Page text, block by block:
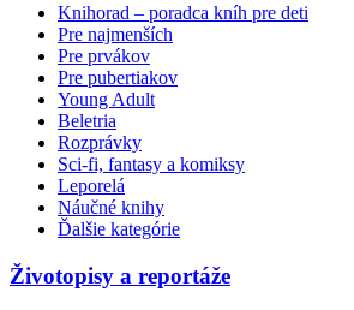
Knihorad – poradca kníh pre deti
Pre najmenších
Pre prvákov
Pre pubertiakov
Young Adult
Beletria
Rozprávky
Sci-fi, fantasy a komiksy
Leporelá
Náučné knihy
Ďalšie kategórie
Životopisy a reportáže